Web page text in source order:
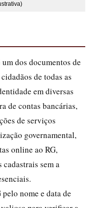
dos documentos de
de todas as
em diversas
de contas bancárias,
de serviços
governamental,
online ao RG,
sem a
nome e data de